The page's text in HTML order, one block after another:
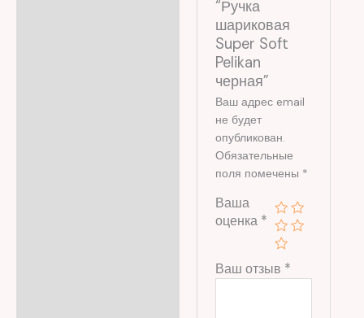
“Ручка
шариковая
Super Soft
Pelikan
черная”
Ваш адрес email
не будет
опубликован.
Обязательные
поля помечены *
Ваша
оценка *
Ваш отзыв *